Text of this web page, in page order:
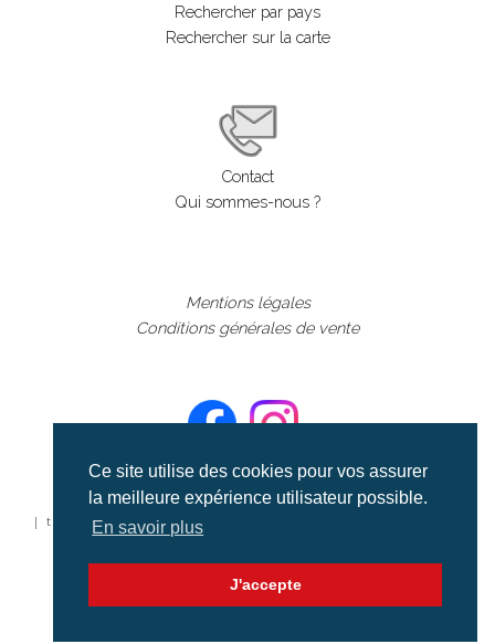
Ce site utilise des cookies pour vos assurer
la meilleure expérience utilisateur possible.
En savoir plus
J'accepte
Rechercher par pays
Rechercher sur la carte
Contact
Qui sommes-nous ?
Mentions légales
Conditions générales de vente
©aerialcollection marque déposée 2024
| tous droits réservés | aerialcollection.fr banque d'images
aériennes et documentaires video et cinéma |